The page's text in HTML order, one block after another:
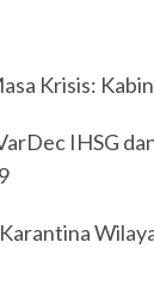
Krisis:
IHSG